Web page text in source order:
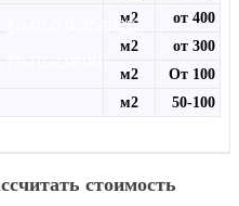
Мытье фасадов
м2
от 400
м2
от 300
м2
От 100
м2 50-100
стоимость